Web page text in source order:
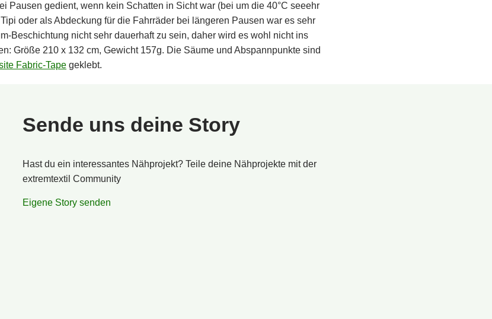
Pausen gedient, wenn kein Schatten in Sicht war (bei um die 40°C seeehr
oder als Abdeckung für die Fahrräder bei längeren Pausen war es sehr
Beschichtung nicht sehr dauerhaft zu sein, daher wird es wohl nicht ins
Größe 210 x 132 cm, Gewicht 157g. Die Säume und Abspannpunkte sind
Fabric-Tape geklebt.
Sende uns deine Story
Hast du ein interessantes Nähprojekt? Teile deine Nähprojekte mit der
extremtextil Community
Eigene Story senden